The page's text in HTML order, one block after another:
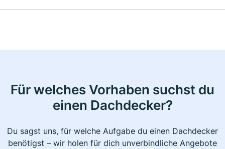
Für welches Vorhaben suchst du
einen Dachdecker?
Du sagst uns, für welche Aufgabe du einen Dachdecker
benötigst – wir holen für dich unverbindliche Angebote